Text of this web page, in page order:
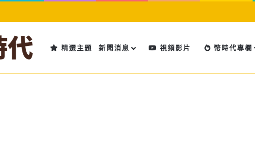
精選主題 新聞消息 視頻影片 幣時代專欄